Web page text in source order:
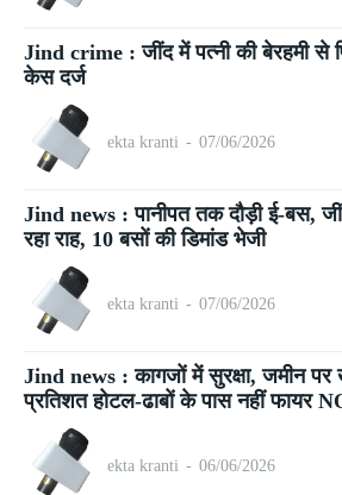
Jind crime : जींद में पत्नी की बेरहमी से
केस दर्ज
ekta kranti - 07/06/2026
Jind news : पानीपत तक दौड़ी ई-बस,
रहा राह, 10 बसों की डिमांड भेजी
ekta kranti - 07/06/2026
Jind news : कागजों में सुरक्षा, जमीन
प्रतिशत होटल-ढाबों के पास नहीं फायर
ekta kranti - 06/06/2026